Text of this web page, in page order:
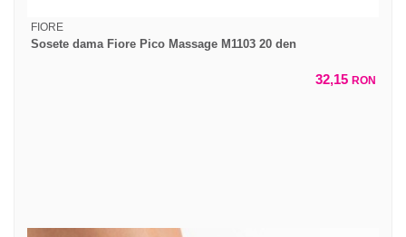
FIORE
Sosete dama Fiore Pico Massage M1103 20 den
32,15 RON